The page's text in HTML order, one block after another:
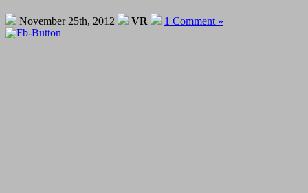
November 25th, 2012 VR 1 Comment »